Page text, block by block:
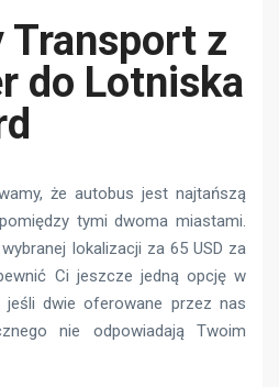
Transport z
do Lotniska
że autobus jest najtańszą
tymi dwoma miastami.
lokalizacji za 65 USD za
Ci jeszcze jedną opcję w
jeśli dwie oferowane przez nas
nie odpowiadają Twoim